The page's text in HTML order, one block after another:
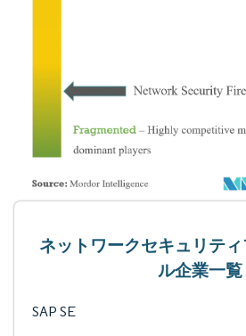
ネットワークセキュリテ
ル企業一覧
SAP SE